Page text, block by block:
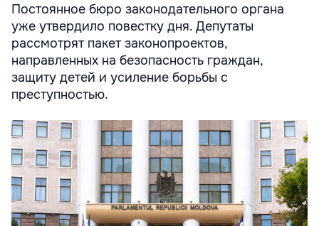
Постоянное бюро законодательного органа
уже утвердило повестку дня. Депутаты
рассмотрят пакет законопроектов,
направленных на безопасность граждан,
защиту детей и усиление борьбы с
преступностью.